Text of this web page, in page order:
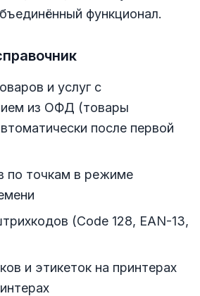
функционал.
и услуг с
из ОФД (товары
после первой
по точкам в режиме
(Code 128, EAN-13,
и этикеток на принтерах